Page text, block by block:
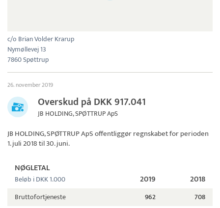
c/o Brian Volder Krarup
Nymøllevej 13
7860 Spøttrup
26. november 2019
Overskud på DKK 917.041
JB HOLDING, SPØTTRUP ApS
JB HOLDING, SPØTTRUP ApSoffentliggør regnskabet for perioden
1. juli 2018 til 30. juni.
NØGLETAL
Beløb i DKK 1.000 2019 2018
Bruttofortjeneste 962
708